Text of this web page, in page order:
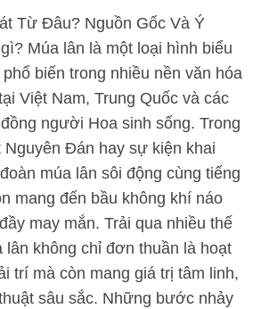
Từ Đâu? Nguồn Gốc Và Ý
Múa lân là một loại hình biểu
biến trong nhiều nền văn hóa
Việt Nam, Trung Quốc và các
người Hoa sinh sống. Trong
Nguyên Đán hay sự kiện khai
múa lân sôi động cùng tiếng
mang đến bầu không khí náo
may mắn. Trải qua nhiều thế
lân không chỉ đơn thuần là hoạt
trí mà còn mang giá trị tâm linh,
sâu sắc. Những bước nhảy